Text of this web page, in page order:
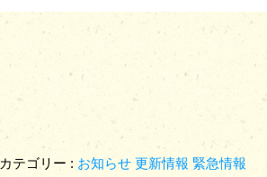
カテゴリー : お知らせ 更新情報 緊急情報